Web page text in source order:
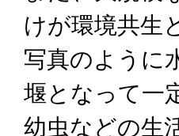
けが環境共生
写真のように
堰となって一
幼虫などの生